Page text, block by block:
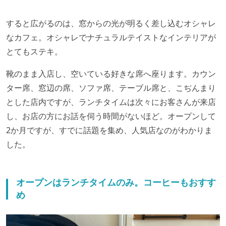
すると広がるのは、窓からの光が明るく差し込むオシャレ
なカフェ。オシャレでナチュラルテイストなインテリアが
とてもステキ。
靴のまま入店し、空いている好きな席へ座ります。カウン
ター席、窓辺の席、ソファ席、テーブル席と、こぢんまり
とした店内ですが、ランチタイムは次々にお客さんが来店
し、お店の方にお話を伺う時間がないほど。オープンして
2か月ですが、すでに話題を集め、人気店なのがわかりま
した。
オープンはランチタイムのみ。コーヒーもおすす
め